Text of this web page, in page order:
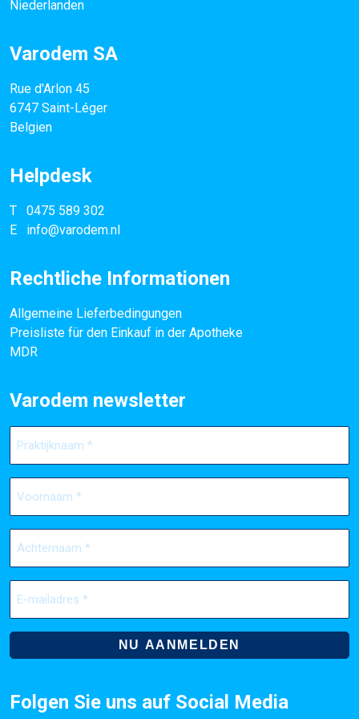
Niederlanden
Varodem SA
Rue d'Arlon 45
6747 Saint-Léger
Belgien
Helpdesk
T
0475 589 302
E
info@varodem.nl
Rechtliche Informationen
Allgemeine Lieferbedingungen
Preisliste für den Einkauf in der Apotheke
MDR
Varodem newsletter
Praktijknaam
(erforderlich)
Voornaam
(erforderlich)
Achternaam
(erforderlich)
E-
mailadres
(erforderlich)
Folgen Sie uns auf Social Media